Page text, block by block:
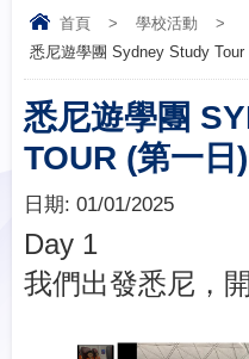
首頁 > 學校活動
>
悉尼遊學團 Sydney Study Tour
悉尼遊學團
TOUR (第一日)
日期: 01/01/2025
Day 1
我們出發悉尼，